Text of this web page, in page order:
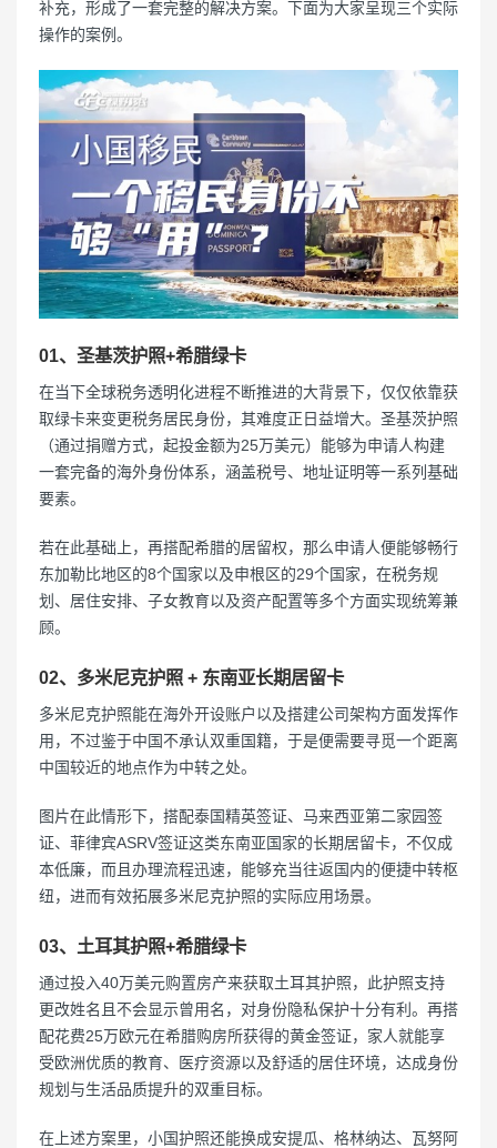
补充，形成了一套完整的解决方案。下面为大家呈现三个实际
操作的案例。
01、圣基茨护照+希腊绿卡
在当下全球税务透明化进程不断推进的大背景下，仅仅依靠获
取绿卡来变更税务居民身份，其难度正日益增大。圣基茨护照
（通过捐赠方式，起投金额为25万美元）能够为申请人构建
一套完备的海外身份体系，涵盖税号、地址证明等一系列基础
要素。
若在此基础上，再搭配希腊的居留权，那么申请人便能够畅行
东加勒比地区的8个国家以及申根区的29个国家，在税务规
划、居住安排、子女教育以及资产配置等多个方面实现统筹兼
顾。
02、多米尼克护照 + 东南亚长期居留卡
多米尼克护照能在海外开设账户以及搭建公司架构方面发挥作
用，不过鉴于中国不承认双重国籍，于是便需要寻觅一个距离
中国较近的地点作为中转之处。
图片在此情形下，搭配泰国精英签证、马来西亚第二家园签
证、菲律宾ASRV签证这类东南亚国家的长期居留卡，不仅成
本低廉，而且办理流程迅速，能够充当往返国内的便捷中转枢
纽，进而有效拓展多米尼克护照的实际应用场景。
03、土耳其护照+希腊绿卡
通过投入40万美元购置房产来获取土耳其护照，此护照支持
更改姓名且不会显示曾用名，对身份隐私保护十分有利。再搭
配花费25万欧元在希腊购房所获得的黄金签证，家人就能享
受欧洲优质的教育、医疗资源以及舒适的居住环境，达成身份
规划与生活品质提升的双重目标。
在上述方案里，小国护照还能换成安提瓜、格林纳达、瓦努阿